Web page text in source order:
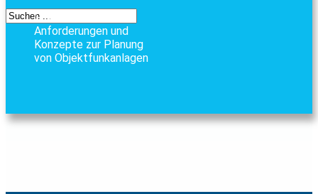
Grundsätzliche
Anforderungen und
Konzepte zur Planung
von Objektfunkanlagen